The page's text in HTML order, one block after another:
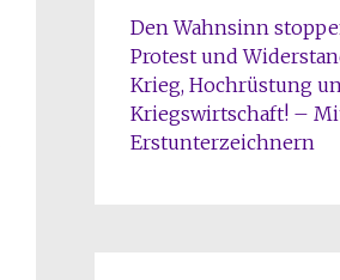
Den Wahnsinn
Protest und
Krieg, Hochrüstung
Kriegswirtschaft! –
Erstunterzeichnern